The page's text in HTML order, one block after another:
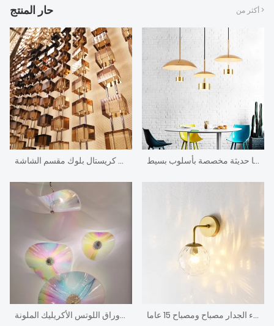
حار المنتج أكثر من >
تصميم فريد من نوعه كبير مكتب استقبال فندق كريستال بلوك مقسم الشاشة ثريا حديثة مخصصة بأسلوب بسيط
ثريا غرفة المعيشة بأوراق اللوتس الأكريليك الملونة أزياء الجدار مصباح ومصباح 15 عاما